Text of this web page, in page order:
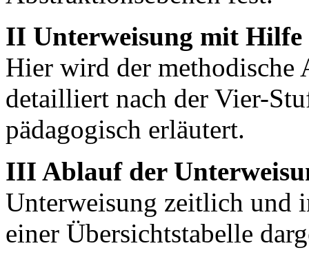
II Unterweisung mit
Hier wird der methodische
detailliert nach der Vier-
pädagogisch erläutert.
III Ablauf der
Unterweisung zeitlich und
einer Übersichtstabelle